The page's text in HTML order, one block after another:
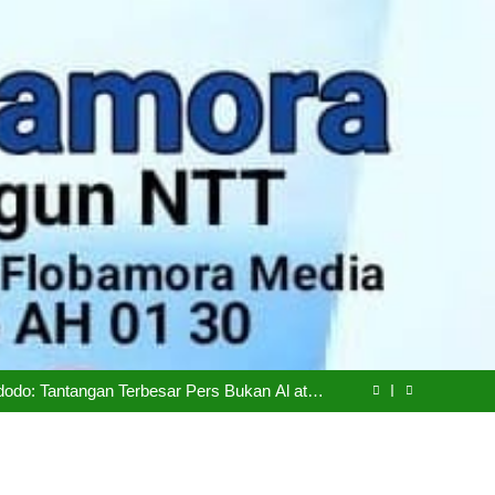
Mentan Amran Tegaskan Tak Ada
Ruang bagi Mafia Beras Fortifikasi
di NTT Naik Menjadi 1,04 Juta Jiwa
Tantangan Terbesar Pers Bukan Al atau
Hoaks, Tapi Kepercayaan Publik
Transisi Ambil Alih Manajemen Hotel
di NTT Naik Menjadi 1,04 Juta Jiwa
Tantangan Terbesar Pers Bukan Al atau
Transisi Ambil Alih Manajemen Hotel